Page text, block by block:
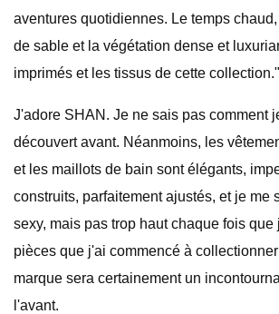
aventures quotidiennes. Le temps
de sable et la végétation dense et
imprimés et les tissus de cette collection."
J'adore SHAN. Je ne sais pas comment
découvert avant. Néanmoins, les
et les maillots de bain sont élégants,
construits, parfaitement ajustés, et je me
sexy, mais pas trop haut chaque fois que
pièces que j'ai commencé à
marque sera certainement un
l'avant.